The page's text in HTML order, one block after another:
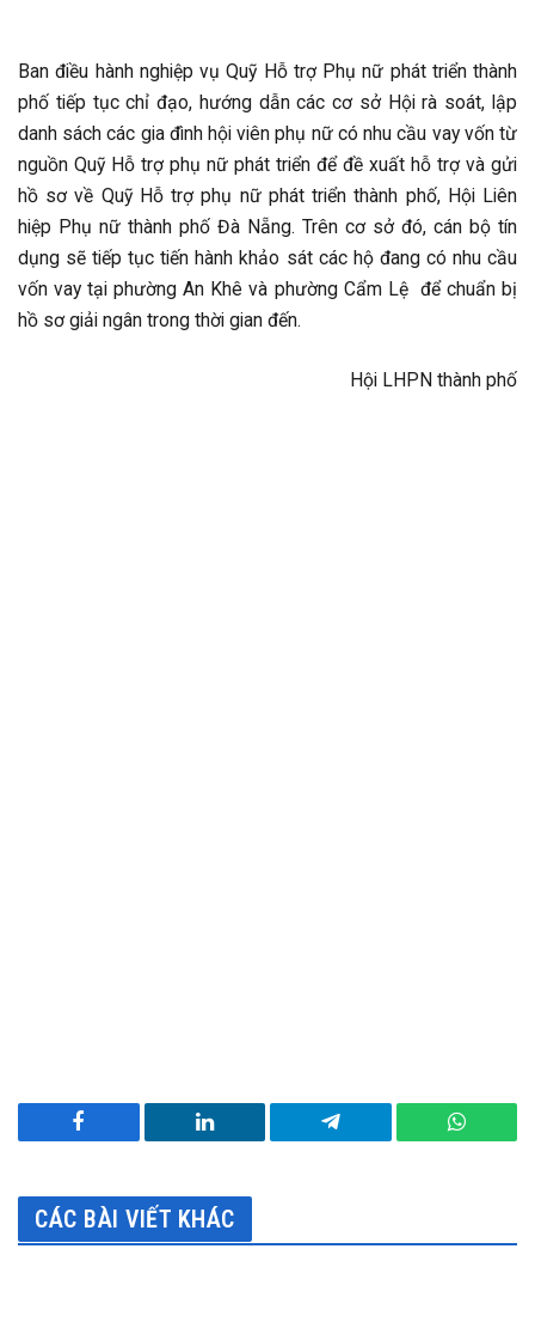
Ban điều hành nghiệp vụ Quỹ Hỗ trợ Phụ nữ phát triển thành
phố tiếp tục chỉ đạo, hướng dẫn các cơ sở Hội rà soát, lập
danh sách các gia đình hội viên phụ nữ có nhu cầu vay vốn từ
nguồn Quỹ Hỗ trợ phụ nữ phát triển để đề xuất hỗ trợ và gửi
hồ sơ về Quỹ Hỗ trợ phụ nữ phát triển thành phố, Hội Liên
hiệp Phụ nữ thành phố Đà Nẵng. Trên cơ sở đó, cán bộ tín
dụng sẽ tiếp tục tiến hành khảo sát các hộ đang có nhu cầu
vốn vay tại phường An Khê và phường Cẩm Lệ để chuẩn bị
hồ sơ giải ngân trong thời gian đến.
Hội LHPN thành phố
Facebook LinkedIn Telegram
CÁC BÀI VIẾT KHÁC